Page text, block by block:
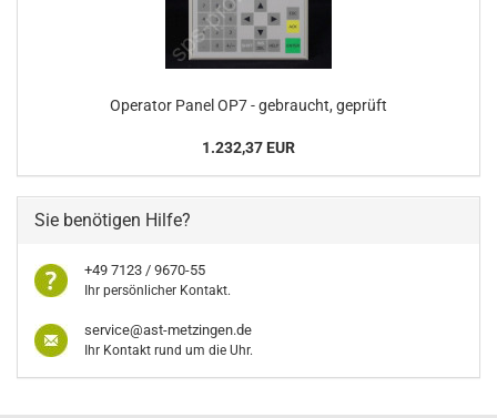
Operator Panel OP7 - gebraucht, geprüft
1.232,37 EUR
Sie benötigen Hilfe?
+49 7123 / 9670-55
Ihr persönlicher Kontakt.
service@ast-metzingen.de
Ihr Kontakt rund um die Uhr.